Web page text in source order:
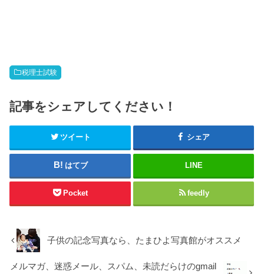
税理士試験
記事をシェアしてください！
ツイート シェア
はてブ LINE
Pocket feedly
子供の記念写真なら、たまひよ写真館がオススメ
メルマガ、迷惑メール、スパム、未読だらけのgmail